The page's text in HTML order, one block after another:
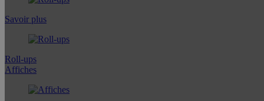
Savoir plus
Roll-ups
Affiches